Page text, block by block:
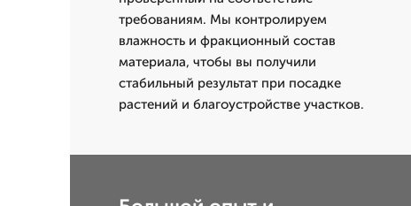
требованиям. Мы контролируем
влажность и фракционный состав
материала, чтобы вы получили
стабильный результат при посадке
растений и благоустройстве участков.